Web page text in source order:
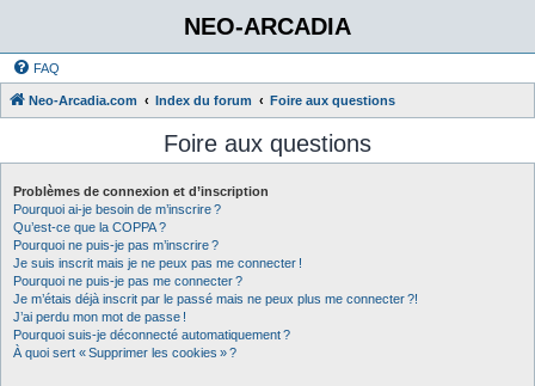
NEO-ARCADIA
FAQ
Neo-Arcadia.com Index du forum Foire aux questions
Foire aux questions
Problèmes de connexion et d’inscription
Pourquoi ai-je besoin de m’inscrire ?
Qu’est-ce que la COPPA ?
Pourquoi ne puis-je pas m’inscrire ?
Je suis inscrit mais je ne peux pas me connecter !
Pourquoi ne puis-je pas me connecter ?
Je m’étais déjà inscrit par le passé mais ne peux plus me connecter ?!
J’ai perdu mon mot de passe !
Pourquoi suis-je déconnecté automatiquement ?
À quoi sert « Supprimer les cookies » ?